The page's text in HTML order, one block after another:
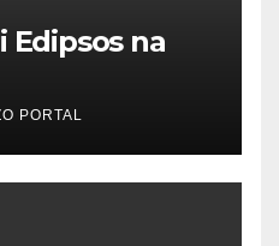
Edipsos na
PORTAL